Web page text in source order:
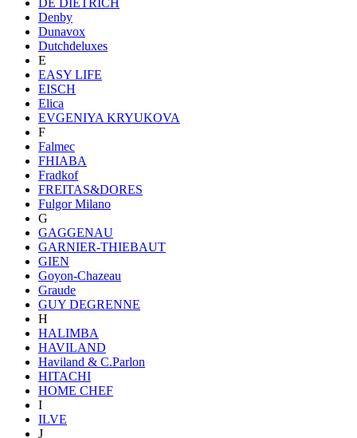
Denby
Dunavox
Dutchdeluxes
E
EASY LIFE
EISCH
Elica
EVGENIYA KRYUKOVA
F
Falmec
FHIABA
Fradkof
FREITAS&DORES
Fulgor Milano
G
GAGGENAU
GARNIER-THIEBAUT
GIEN
Goyon-Chazeau
Graude
GUY DEGRENNE
H
HALIMBA
HAVILAND
Haviland & C.Parlon
HITACHI
HOME CHEF
I
ILVE
J